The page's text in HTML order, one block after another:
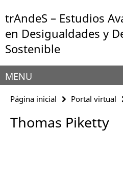
direkt
zu
Inhalt
trAndeS – Estudios
en Desigualdades y
Sostenible
Herramientas
de
navegación
MENU
Página inicial Portal virtual
Thomas Piketty